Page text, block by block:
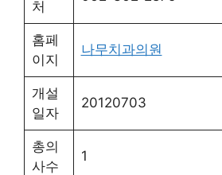
처
홈페
이지
나무치과의원
개설
일자
20120703
총의
사수
1